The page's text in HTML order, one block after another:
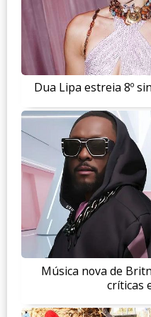
Dua Lipa estreia 8º
Música nova de
críticas